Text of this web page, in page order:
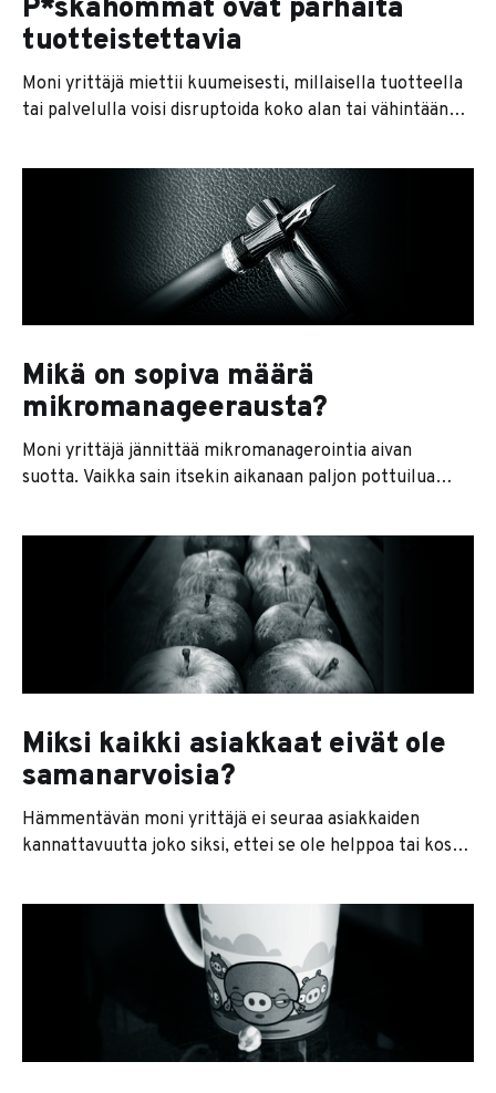
P*skahommat ovat parhaita
tuotteistettavia
Moni yrittäjä miettii kuumeisesti, millaisella tuotteella
tai palvelulla voisi disruptoida koko alan tai vähintään
saaneet yrittäjäsankarit ja mahtavat menestystarinat.
Massia pitäisi kääriä jollain kivalla keksinnöllä tai
oivalluksella, josta voisi sitten kertoa
yrittäjäkinkereiden lavalla tai lehtihaastatteluissa.
Joskus ajatus jalostuu jopa yritykseksi saakka.
Pahimmassa tapauksessa yrittäjä pistää
Mikä on sopiva määrä
mikromanageerausta?
Moni yrittäjä jännittää mikromanagerointia aivan
suotta. Vaikka sain itsekin aikanaan paljon pottuilua
hanakasti yksittäisten työntekijöiden
tekemiseen, lopputulos oli yleensä aina parempi kuin
ilman puuttumista. Mikromanagerointi saatetaan
tietenkin kokea negatiivisesti, ja se voi johtaa
työntekijöiden turhautumiseen ja motivaation laskuun.
On kuitenkin tilanteita, joissa mikromanagerointi on
Miksi kaikki asiakkaat eivät ole
samanarvoisia?
Hämmentävän moni yrittäjä ei seuraa asiakkaiden
kannattavuutta joko siksi, ettei se ole helppoa tai koska
halvimmista ja nopeimmista keinoista parantaa firman
tulosta ja segmentoida yrityksen tarjontaa paremmin
kannattavien töiden suuntaan. Ensinnäkin on
kahdenlaista kannattavuutta (varastin tämän
lausahduksen konsulttikaveriltani): 1. taloudellista